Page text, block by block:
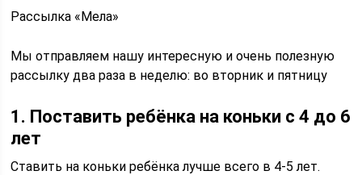
Рассылка «Мела»
Мы отправляем нашу интересную и очень полезную
рассылку два раза в неделю: во вторник и пятницу
1. Поставить ребёнка на коньки с 4 до 6
лет
Ставить на коньки ребёнка лучше всего в 4-5 лет.